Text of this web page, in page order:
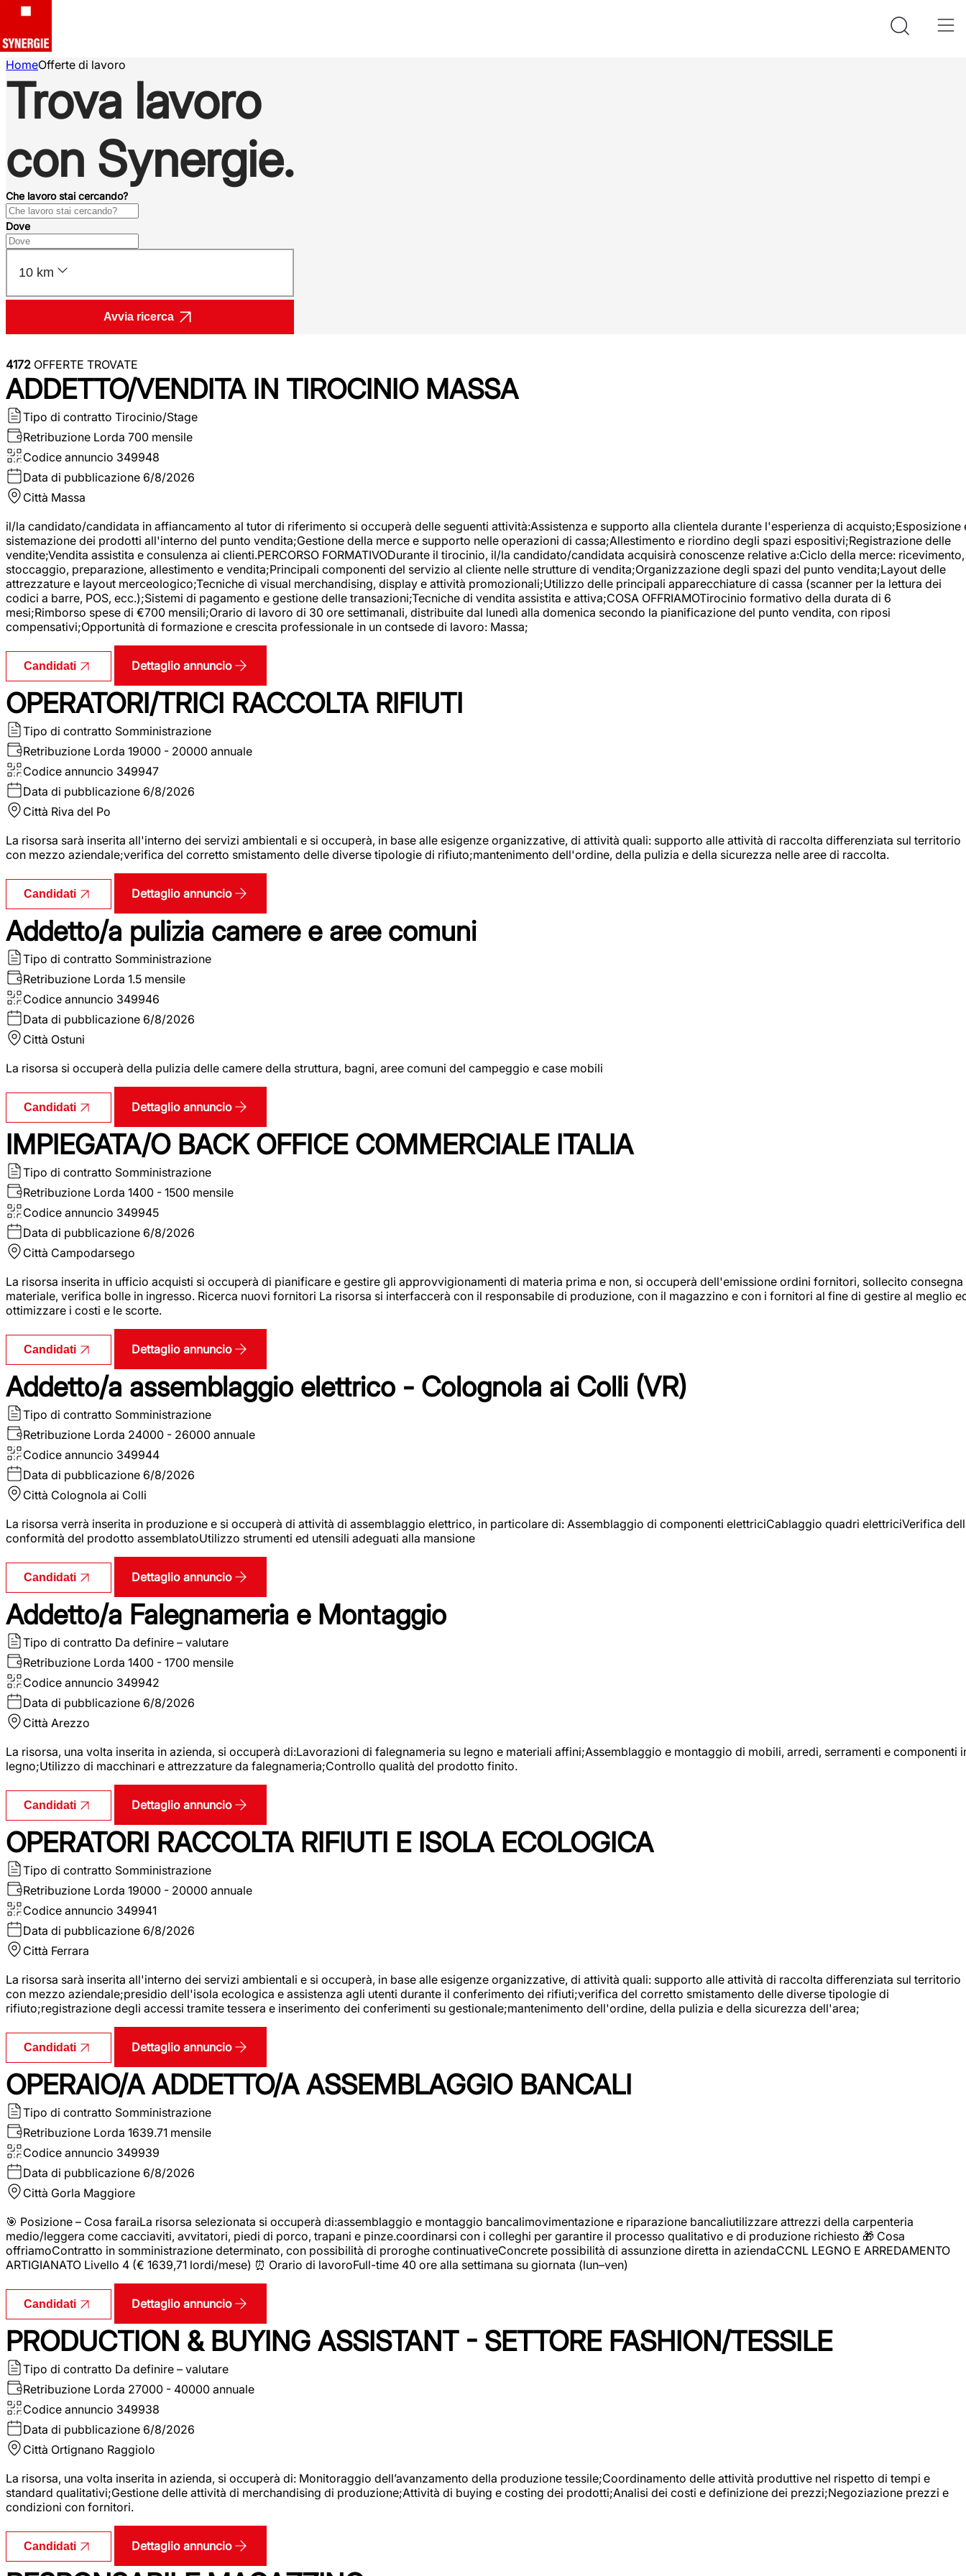
HomeOfferte di lavoro
Trova lavoro
con Synergie.
Che lavoro stai cercando?
Dove
10 km
Avvia ricerca
4172 OFFERTE TROVATE
ADDETTO/VENDITA IN TIROCINIO MASSA
Tipo di contratto Tirocinio/Stage
Retribuzione Lorda 700 mensile
Codice annuncio 349948
Data di pubblicazione 6/8/2026
Città Massa
il/la candidato/candidata in affiancamento al tutor di riferimento si occuperà delle seguenti attività:Assistenza e supporto alla clientela durante l'esperienza di acquisto;Esposizione
sistemazione dei prodotti all'interno del punto vendita;Gestione della merce e supporto nelle operazioni di cassa;Allestimento e riordino degli spazi espositivi;Registrazione delle
vendite;Vendita assistita e consulenza ai clienti.PERCORSO FORMATIVODurante il tirocinio, il/la candidato/candidata acquisirà conoscenze relative a:Ciclo della merce: ricevimento,
stoccaggio, preparazione, allestimento e vendita;Principali componenti del servizio al cliente nelle strutture di vendita;Organizzazione degli spazi del punto vendita;Layout delle
attrezzature e layout merceologico;Tecniche di visual merchandising, display e attività promozionali;Utilizzo delle principali apparecchiature di cassa (scanner per la lettura dei
codici a barre, POS, ecc.);Sistemi di pagamento e gestione delle transazioni;Tecniche di vendita assistita e attiva;COSA OFFRIAMOTirocinio formativo della durata di 6
mesi;Rimborso spese di €700 mensili;Orario di lavoro di 30 ore settimanali, distribuite dal lunedì alla domenica secondo la pianificazione del punto vendita, con riposi
compensativi;Opportunità di formazione e crescita professionale in un contsede di lavoro: Massa;
Candidati Dettaglio annuncio
OPERATORI/TRICI RACCOLTA RIFIUTI
Tipo di contratto Somministrazione
Retribuzione Lorda 19000 - 20000 annuale
Codice annuncio 349947
Data di pubblicazione 6/8/2026
Città Riva del Po
La risorsa sarà inserita all'interno dei servizi ambientali e si occuperà, in base alle esigenze organizzative, di attività quali: supporto alle attività di raccolta differenziata sul territorio
con mezzo aziendale;verifica del corretto smistamento delle diverse tipologie di rifiuto;mantenimento dell'ordine, della pulizia e della sicurezza nelle aree di raccolta.
Candidati Dettaglio annuncio
Addetto/a pulizia camere e aree comuni
Tipo di contratto Somministrazione
Retribuzione Lorda 1.5 mensile
Codice annuncio 349946
Data di pubblicazione 6/8/2026
Città Ostuni
La risorsa si occuperà della pulizia delle camere della struttura, bagni, aree comuni del campeggio e case mobili
Candidati Dettaglio annuncio
IMPIEGATA/O BACK OFFICE COMMERCIALE ITALIA
Tipo di contratto Somministrazione
Retribuzione Lorda 1400 - 1500 mensile
Codice annuncio 349945
Data di pubblicazione 6/8/2026
Città Campodarsego
La risorsa inserita in ufficio acquisti si occuperà di pianificare e gestire gli approvvigionamenti di materia prima e non, si occuperà dell'emissione ordini fornitori, sollecito consegna
materiale, verifica bolle in ingresso. Ricerca nuovi fornitori La risorsa si interfaccerà con il responsabile di produzione, con il magazzino e con i fornitori al fine di gestire al meglio
ottimizzare i costi e le scorte.
Candidati Dettaglio annuncio
Addetto/a assemblaggio elettrico - Colognola ai Colli (VR)
Tipo di contratto Somministrazione
Retribuzione Lorda 24000 - 26000 annuale
Codice annuncio 349944
Data di pubblicazione 6/8/2026
Città Colognola ai Colli
La risorsa verrà inserita in produzione e si occuperà di attività di assemblaggio elettrico, in particolare di: Assemblaggio di componenti elettriciCablaggio quadri elettriciVerifica
conformità del prodotto assemblatoUtilizzo strumenti ed utensili adeguati alla mansione
Candidati Dettaglio annuncio
Addetto/a Falegnameria e Montaggio
Tipo di contratto Da definire – valutare
Retribuzione Lorda 1400 - 1700 mensile
Codice annuncio 349942
Data di pubblicazione 6/8/2026
Città Arezzo
La risorsa, una volta inserita in azienda, si occuperà di:Lavorazioni di falegnameria su legno e materiali affini;Assemblaggio e montaggio di mobili, arredi, serramenti e componenti
legno;Utilizzo di macchinari e attrezzature da falegnameria;Controllo qualità del prodotto finito.
Candidati Dettaglio annuncio
OPERATORI RACCOLTA RIFIUTI E ISOLA ECOLOGICA
Tipo di contratto Somministrazione
Retribuzione Lorda 19000 - 20000 annuale
Codice annuncio 349941
Data di pubblicazione 6/8/2026
Città Ferrara
La risorsa sarà inserita all'interno dei servizi ambientali e si occuperà, in base alle esigenze organizzative, di attività quali: supporto alle attività di raccolta differenziata sul territorio
con mezzo aziendale;presidio dell'isola ecologica e assistenza agli utenti durante il conferimento dei rifiuti;verifica del corretto smistamento delle diverse tipologie di
rifiuto;registrazione degli accessi tramite tessera e inserimento dei conferimenti su gestionale;mantenimento dell'ordine, della pulizia e della sicurezza dell'area;
Candidati Dettaglio annuncio
OPERAIO/A ADDETTO/A ASSEMBLAGGIO BANCALI
Tipo di contratto Somministrazione
Retribuzione Lorda 1639.71 mensile
Codice annuncio 349939
Data di pubblicazione 6/8/2026
Città Gorla Maggiore
🎯 Posizione – Cosa faraiLa risorsa selezionata si occuperà di:assemblaggio e montaggio bancalimovimentazione e riparazione bancaliutilizzare attrezzi della carpenteria
medio/leggera come cacciaviti, avvitatori, piedi di porco, trapani e pinze.coordinarsi con i colleghi per garantire il processo qualitativo e di produzione richiesto 🎁 Cosa
offriamoContratto in somministrazione determinato, con possibilità di proroghe continuativeConcrete possibilità di assunzione diretta in aziendaCCNL LEGNO E ARREDAMENTO
ARTIGIANATO Livello 4 (€ 1639,71 lordi/mese) ⏰ Orario di lavoroFull-time 40 ore alla settimana su giornata (lun–ven)
Candidati Dettaglio annuncio
PRODUCTION & BUYING ASSISTANT - SETTORE FASHION/TESSILE
Tipo di contratto Da definire – valutare
Retribuzione Lorda 27000 - 40000 annuale
Codice annuncio 349938
Data di pubblicazione 6/8/2026
Città Ortignano Raggiolo
La risorsa, una volta inserita in azienda, si occuperà di: Monitoraggio dell’avanzamento della produzione tessile;Coordinamento delle attività produttive nel rispetto di tempi e
standard qualitativi;Gestione delle attività di merchandising di produzione;Attività di buying e costing dei prodotti;Analisi dei costi e definizione dei prezzi;Negoziazione prezzi e
condizioni con fornitori.
Candidati Dettaglio annuncio